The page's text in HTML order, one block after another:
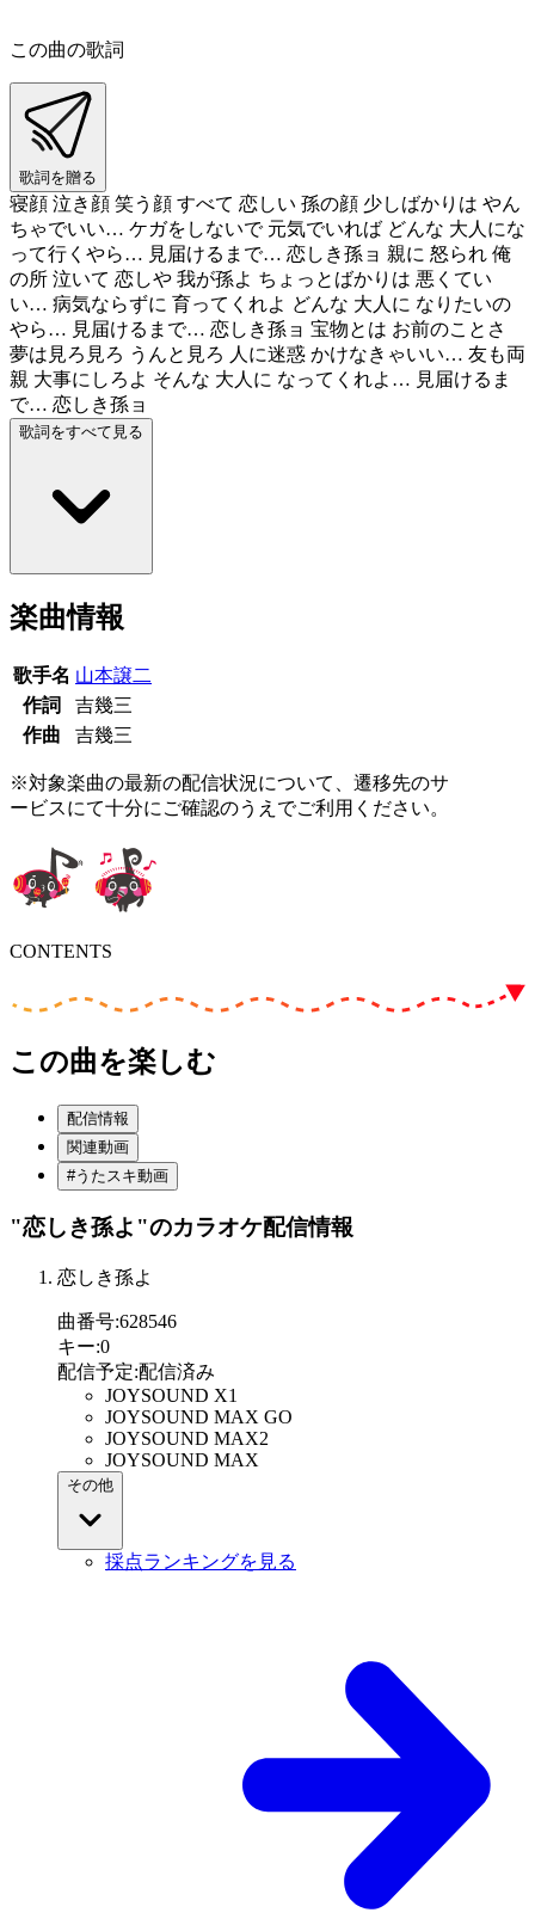
この曲の歌詞
歌詞を贈る
寝顔 泣き顔 笑う顔 すべて 恋しい 孫の顔 少しばかりは やん
ちゃでいい… ケガをしないで 元気でいれば どんな 大人にな
って行くやら… 見届けるまで… 恋しき孫ョ 親に 怒られ 俺
の所 泣いて 恋しや 我が孫よ ちょっとばかりは 悪くてい
い… 病気ならずに 育ってくれよ どんな 大人に なりたいの
やら… 見届けるまで… 恋しき孫ョ 宝物とは お前のことさ
夢は見ろ見ろ うんと見ろ 人に迷惑 かけなきゃいい… 友も両
親 大事にしろよ そんな 大人に なってくれよ… 見届けるま
で… 恋しき孫ョ
歌詞をすべて見る
楽曲情報
歌手名 山本譲二
作詞
吉幾三
作曲
吉幾三
※対象楽曲の最新の配信状況について、遷移先のサ
ービスにて十分にご確認のうえでご利用ください。
CONTENTS
この曲を楽しむ
配信情報
関連動画
#うたスキ動画
"恋しき孫よ"のカラオケ配信情報
恋しき孫よ
曲番号:628546
キー:0
配信予定:配信済み
JOYSOUND X1
JOYSOUND MAX GO
JOYSOUND MAX2
JOYSOUND MAX
その他
採点ランキングを見る